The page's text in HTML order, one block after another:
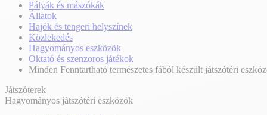
Pályák és mászókák
Állatok
Hajók és tengeri helyszínek
Közlekedés
Hagyományos eszközök
Oktató és szenzoros játékok
Minden Fenntartható természetes fából készült játszótéri
Játszóterek
Hagyományos játszótéri eszközök